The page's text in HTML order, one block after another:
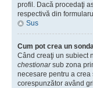
profil. Dacă procedaţi
respectivă din
Sus
Cum pot crea un
Când creaţi un subiect
chestionarsub zona
necesare pentru a
corespunzător având